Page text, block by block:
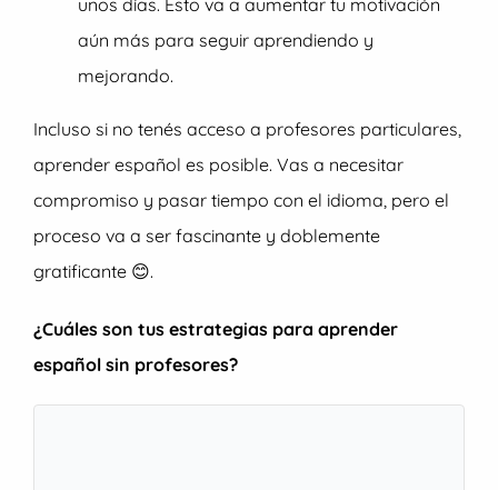
unos días. Esto va a aumentar tu motivación
aún más para seguir aprendiendo y
mejorando.
Incluso si no tenés acceso a profesores particulares,
aprender español es posible. Vas a necesitar
compromiso y pasar tiempo con el idioma, pero el
proceso va a ser fascinante y doblemente
gratificante 😊.
¿Cuáles son tus estrategias para aprender
español sin profesores?